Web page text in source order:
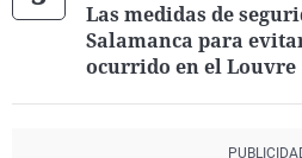
Las medidas de
Salamanca para
ocurrido en el Louvre